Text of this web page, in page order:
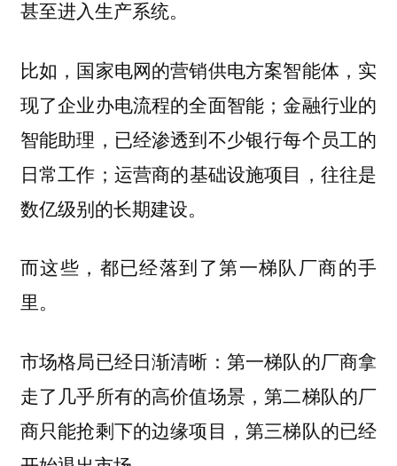
甚至进入生产系统。
比如，国家电网的营销供电方案智能体，实
现了企业办电流程的全面智能；金融行业的
智能助理，已经渗透到不少银行每个员工的
日常工作；运营商的基础设施项目，往往是
数亿级别的长期建设。
而这些，都已经落到了第一梯队厂商的手
里。
市场格局已经日渐清晰：第一梯队的厂商拿
走了几乎所有的高价值场景，第二梯队的厂
商只能抢剩下的边缘项目，第三梯队的已经